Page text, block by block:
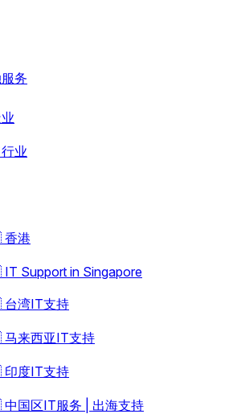
务
业
港
Support in Singapore
湾IT支持
来西亚IT支持
度IT支持
国区IT服务 | 出海支持